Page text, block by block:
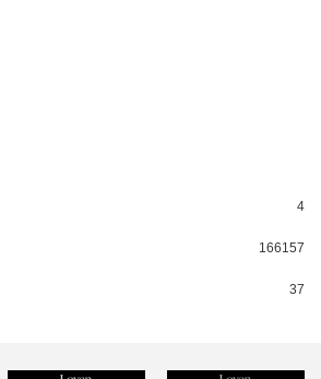
4
166157
37